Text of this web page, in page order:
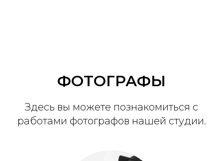
ФОТОГРАФЫ
Здесь вы можете познакомиться с
работами фотографов нашей студии.